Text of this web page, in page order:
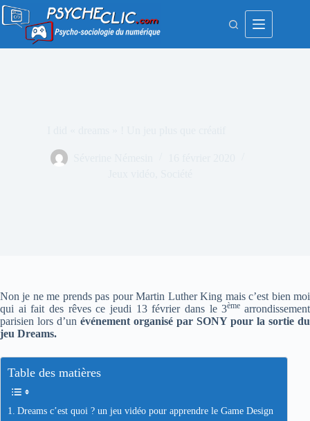
Passer
contenu
Non je ne me prends pas pour Martin Luther King mais c’est bien moi
qui ai fait des rêves ce jeudi 13 février dans le 3ème arrondissement
parisien lors d’un événement organisé par SONY pour la sortie du
jeu Dreams.
Table des matières
Dreams c’est quoi ? un jeu vidéo pour apprendre le Game Design